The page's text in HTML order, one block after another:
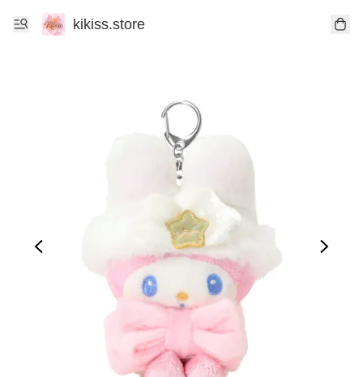
kikiss.store